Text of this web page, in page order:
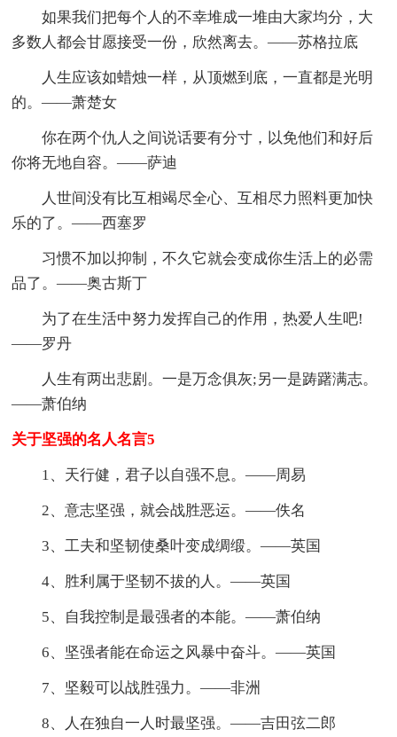
如果我们把每个人的不幸堆成一堆由大家均分，大
多数人都会甘愿接受一份，欣然离去。——苏格拉底
人生应该如蜡烛一样，从顶燃到底，一直都是光明
的。——萧楚女
你在两个仇人之间说话要有分寸，以免他们和好后
你将无地自容。——萨迪
人世间没有比互相竭尽全心、互相尽力照料更加快
乐的了。——西塞罗
习惯不加以抑制，不久它就会变成你生活上的必需
品了。——奥古斯丁
为了在生活中努力发挥自己的作用，热爱人生吧!
——罗丹
人生有两出悲剧。一是万念俱灰;另一是踌躇满志。
——萧伯纳
关于坚强的名人名言5
1、天行健，君子以自强不息。——周易
2、意志坚强，就会战胜恶运。——佚名
3、工夫和坚韧使桑叶变成绸缎。——英国
4、胜利属于坚韧不拔的人。——英国
5、自我控制是最强者的本能。——萧伯纳
6、坚强者能在命运之风暴中奋斗。——英国
7、坚毅可以战胜强力。——非洲
8、人在独自一人时最坚强。——吉田弦二郎